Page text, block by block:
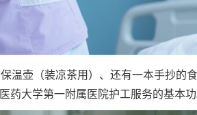
壶（装凉茶用）、还有一本手抄的
药大学第一附属医院护工服务的基本